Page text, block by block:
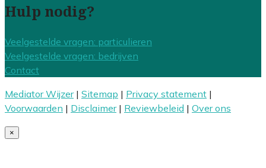
Hulp nodig?
Veelgestelde vragen: particulieren
Veelgestelde vragen: bedrijven
Contact
Mediator Wijzer| Sitemap | Privacy statement |
Voorwaarden | Disclaimer| Reviewbeleid | Over ons
×